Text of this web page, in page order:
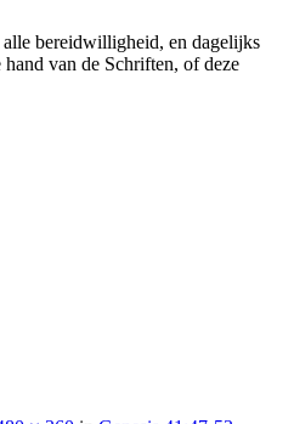
bereidwilligheid, en dagelijks
van de Schriften, of deze